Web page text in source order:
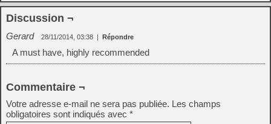
Discussion ¬
Gerard 28/11/2014, 03:38 | Répondre
A must have, highly recommended
Commentaire ¬
Votre adresse e-mail ne sera pas publiée. Les champs
obligatoires sont indiqués avec *